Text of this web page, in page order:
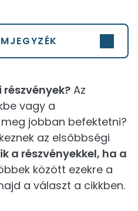
részvények? Az
vagy a
jobban befektetni?
az elsőbbségi
a részvényekkel, ha a
között ezekre a
a választ a cikkben.